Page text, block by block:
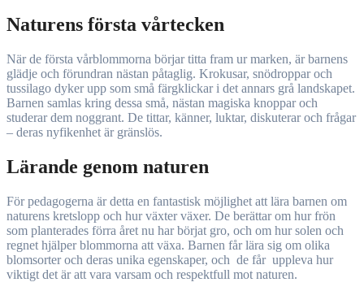
Naturens första vårtecken
När de första vårblommorna börjar titta fram ur marken, är barnens
glädje och förundran nästan påtaglig. Krokusar, snödroppar och
tussilago dyker upp som små färgklickar i det annars grå landskapet.
Barnen samlas kring dessa små, nästan magiska knoppar och
studerar dem noggrant. De tittar, känner, luktar, diskuterar och frågar
– deras nyfikenhet är gränslös.
Lärande genom naturen
För pedagogerna är detta en fantastisk möjlighet att lära barnen om
naturens kretslopp och hur växter växer. De berättar om hur frön
som planterades förra året nu har börjat gro, och om hur solen och
regnet hjälper blommorna att växa. Barnen får lära sig om olika
blomsorter och deras unika egenskaper, och de får uppleva hur
viktigt det är att vara varsam och respektfull mot naturen.